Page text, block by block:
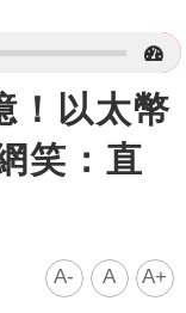
！以太幣
笑：直
A- A A+